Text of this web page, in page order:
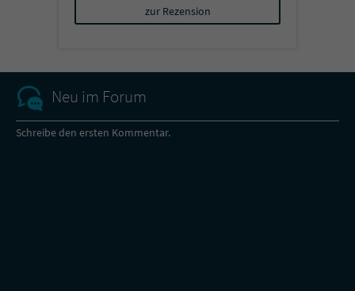
zur Rezension
Neu im Forum
Schreibe den ersten Kommentar.